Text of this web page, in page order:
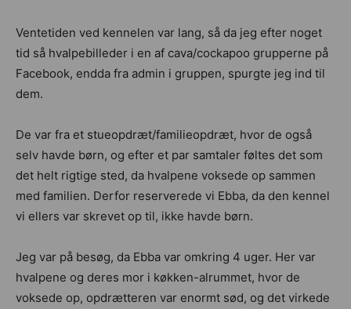
Ventetiden ved kennelen var lang, så da jeg efter noget
tid så hvalpebilleder i en af cava/cockapoo grupperne på
Facebook, endda fra admin i gruppen, spurgte jeg ind til
dem.
De var fra et stueopdræt/familieopdræt, hvor de også
selv havde børn, og efter et par samtaler føltes det som
det helt rigtige sted, da hvalpene voksede op sammen
med familien. Derfor reserverede vi Ebba, da den kennel
vi ellers var skrevet op til, ikke havde børn.
Jeg var på besøg, da Ebba var omkring 4 uger. Her var
hvalpene og deres mor i køkken-alrummet, hvor de
voksede op, opdrætteren var enormt sød, og det virkede